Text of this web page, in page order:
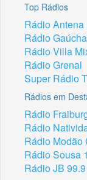
Top Rádios
Rádio Antena
Rádio Gaúcha
Rádio Villa
Rádio Grenal
Super Rádio
Rádios em
Rádio
Rádio
Rádio Modão
Rádio Sousa
Rádio JB